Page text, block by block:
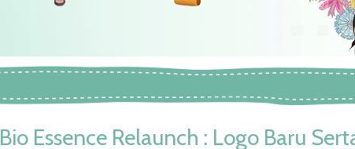
Bio Essence Relaunch : Logo Baru